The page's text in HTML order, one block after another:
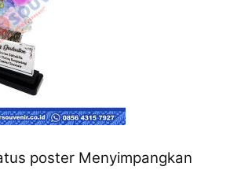
poster Menyimpangkan